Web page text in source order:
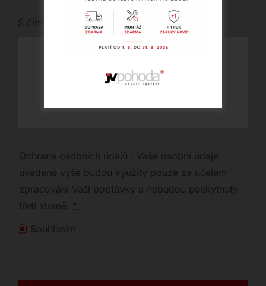
S čím vám můžeme pomoci?
Ochrana osobních údajů | Vaše osobní údaje
uvedené výše budou využity pouze za účelem
zpracování Vaší poptávky a nebudou poskytnuty
třetí straně. *
Souhlasím